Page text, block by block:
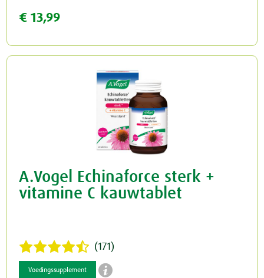
€ 13,99
A.Vogel Echinaforce sterk +
vitamine C kauwtablet
(171)
Voedingssupplement 